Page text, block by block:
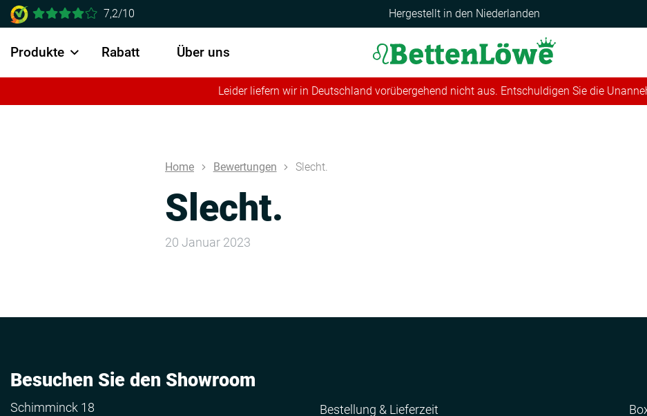
7,2/10 Hergestellt in den Niederlanden
Produkte Rabatt Über uns
Leider liefern wir in Deutschland vorübergehend nicht aus. Entschuldigen Sie die
Home Bewertungen Slecht.
Slecht.
20 Januar 2023
Besuchen Sie den Showroom
Schimminck 18
Bestellung & Lieferzeit